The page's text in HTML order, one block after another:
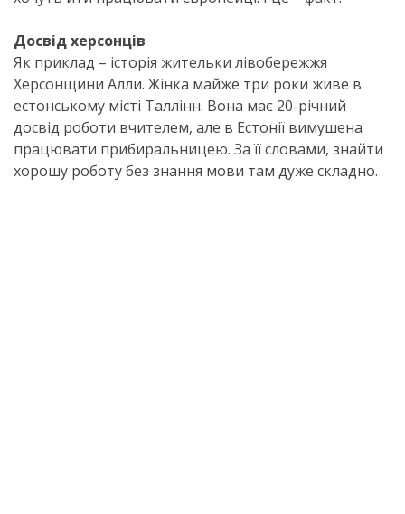
Досвід херсонців
Як приклад – історія жительки лівобережжя
Херсонщини Алли. Жінка майже три роки живе в
естонському місті Таллінн. Вона має 20-річний
досвід роботи вчителем, але в Естонії вимушена
працювати прибиральницею. За її словами, знайти
хорошу роботу без знання мови там дуже складно.